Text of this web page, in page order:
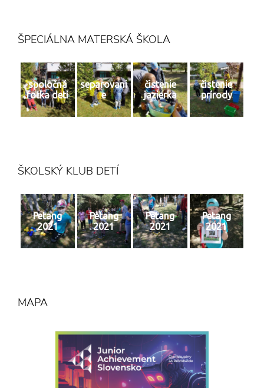
ŠPECIÁLNA MATERSKÁ ŠKOLA
spoločná
fotka detí
separovani
e
čistenie
jazierka
čistenie
prírody
ŠKOLSKÝ KLUB DETÍ
Petang
2021
Petang
2021
Petang
2021
Petang
2021
MAPA